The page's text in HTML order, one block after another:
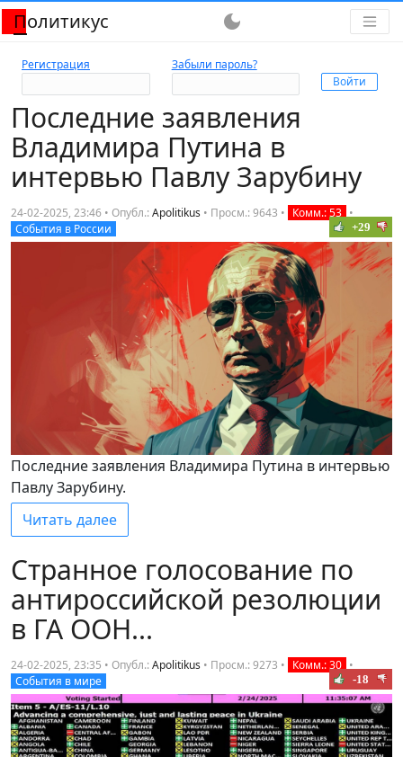
Политикус dark_mode
Регистрация Забыли пароль?
Последние заявления
Владимира Путина в
интервью Павлу Зарубину
24-02-2025, 23:46 • Опубл.:Apolitikus • Просм.: 9643 • Комм.: 53 •
События в России
+29
Последние заявления Владимира Путина в интервью
Павлу Зарубину.
Читать далее
Странное голосование по
антироссийской резолюции
в ГА ООН...
24-02-2025, 23:35 • Опубл.:Apolitikus • Просм.: 9273 • Комм.: 30 •
События в мире
-18